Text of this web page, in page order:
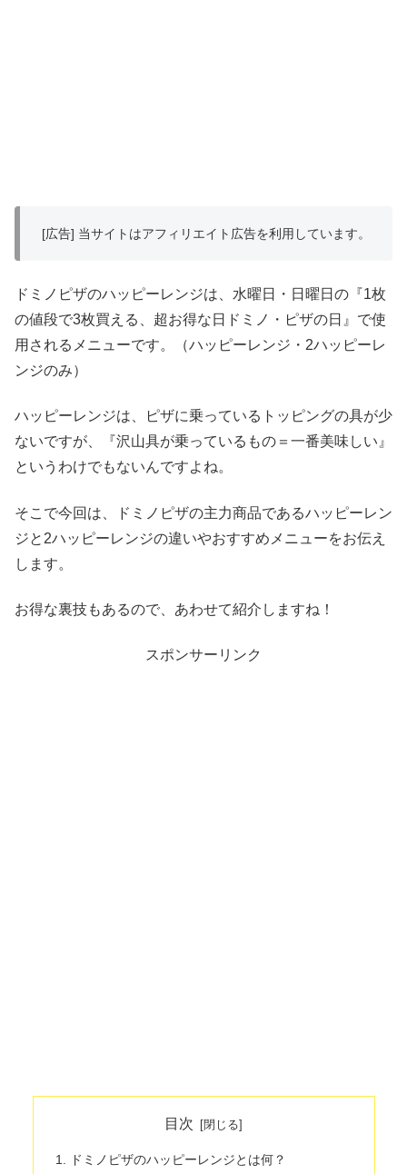
[広告] 当サイトはアフィリエイト広告を利用しています。
ドミノピザのハッピーレンジは、水曜日・日曜日の『1枚
の値段で3枚買える、超お得な日ドミノ・ピザの日』で使
用されるメニューです。（ハッピーレンジ・2ハッピーレ
ンジのみ）
ハッピーレンジは、ピザに乗っているトッピングの具が少
ないですが、『沢山具が乗っているもの＝一番美味しい』
というわけでもないんですよね。
そこで今回は、ドミノピザの主力商品であるハッピーレン
ジと2ハッピーレンジの違いやおすすめメニューをお伝え
します。
お得な裏技もあるので、あわせて紹介しますね！
スポンサーリンク
目次
ドミノピザのハッピーレンジとは何？